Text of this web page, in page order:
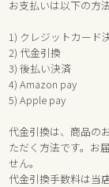
お支払いは以下の方
1) クレジットカード
2) 代金引換
3) 後払い決済
4) Amazon pay
5) Apple pay
代金引換は、商品の
ただく方法です。お
せん。
代金引換手数料は当